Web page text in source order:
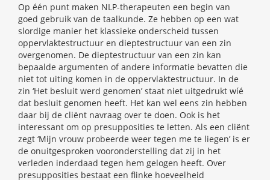
Op één punt maken NLP-therapeuten een begin van
goed gebruik van de taalkunde. Ze hebben op een wat
slordige manier het klassieke onderscheid tussen
oppervlaktestructuur en dieptestructuur van een zin
overgenomen. De dieptestructuur van een zin kan
bepaalde argumenten of andere informatie bevatten die
niet tot uiting komen in de oppervlaktestructuur. In de
zin ‘Het besluit werd genomen’ staat niet uitgedrukt wíé
dat besluit genomen heeft. Het kan wel eens zin hebben
daar bij de cliënt navraag over te doen. Ook is het
interessant om op presupposities te letten. Als een cliënt
zegt ‘Mijn vrouw probeerde weer tegen me te liegen’ is er
de onuitgesproken vooronderstelling dat zij in het
verleden inderdaad tegen hem gelogen heeft. Over
presupposities bestaat een flinke hoeveelheid